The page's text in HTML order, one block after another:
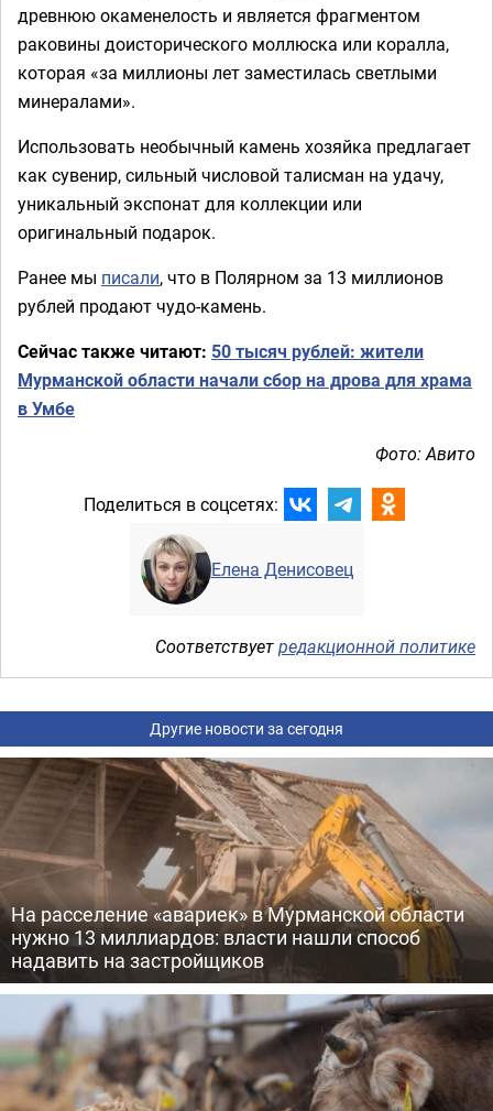
древнюю окаменелость и является фрагментом
раковины доисторического моллюска или коралла,
которая «за миллионы лет заместилась светлыми
минералами».
Использовать необычный камень хозяйка предлагает
как сувенир, сильный числовой талисман на удачу,
уникальный экспонат для коллекции или
оригинальный подарок.
Ранее мы писали, что в Полярном за 13 миллионов
рублей продают чудо-камень.
Сейчас также читают: 50 тысяч рублей: жители
Мурманской области начали сбор на дрова для храма
в Умбе
Фото: Авито
Поделиться в соцсетях:
Елена Денисовец
Соответствуетредакционной политике
Другие новости за сегодня
На расселение «авариек» в Мурманской области
нужно 13 миллиардов: власти нашли способ
надавить на застройщиков